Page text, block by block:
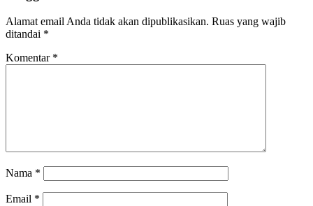
Alamat email Anda tidak akan dipublikasikan. Ruas yang wajib
ditandai *
Komentar *
Nama *
Email *